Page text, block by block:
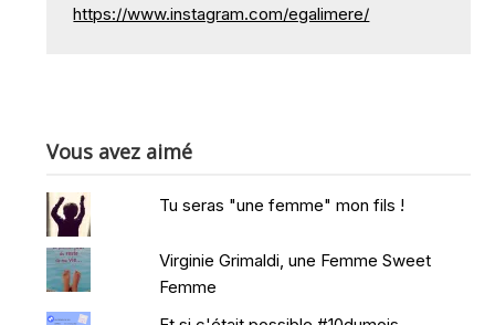
https://www.instagram.com/egalimere/
Vous avez aimé
Tu seras "une femme" mon fils !
Virginie Grimaldi, une Femme Sweet
Femme